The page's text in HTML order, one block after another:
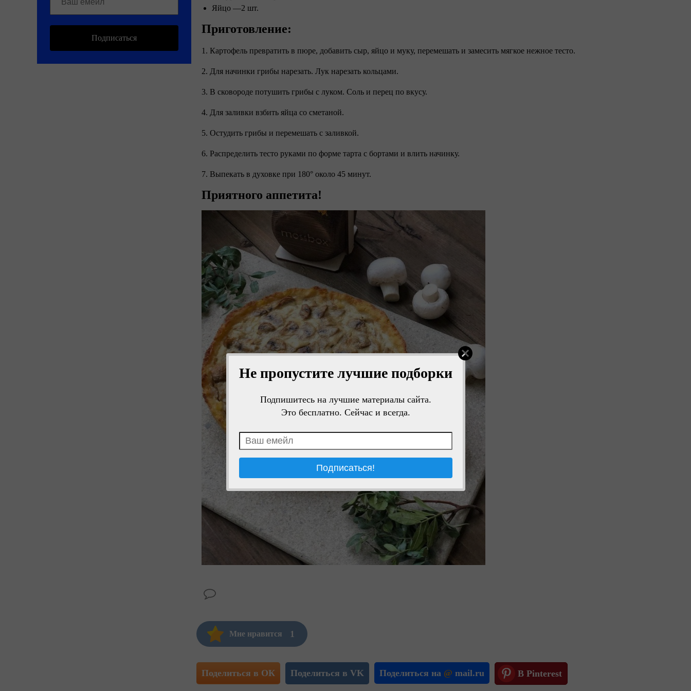
Не пропустите лучшие подборки
Подпишитесь на лучшие материалы сайта.
Это бесплатно. Сейчас и всегда.
Подписаться
Яйцо —2 шт. ⠀
Приготовление:
1. Картофель превратить в пюре, добавить сыр, яйцо и муку, перемешать и замесить мягкое нежное тесто.
2. Для начинки грибы нарезать. Лук нарезать кольцами.
3. В сковороде потушить грибы с луком. Соль и перец по вкусу.
4. Для заливки взбить яйца со сметаной.
5. Остудить грибы и перемешать с заливкой.
6. Распределить тесто руками по форме тарта с бортами и влить начинку.
7. Выпекать в духовке при 180° около 45 минут.
Приятного аппетита!
Мне нравится 1
Поделиться в ОК Поделиться в VK Поделиться на @ mail.ru В Pinterest